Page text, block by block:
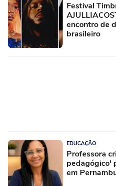
Festival
encontro de
brasileiro
EDUCAÇÃO
Professora
pedagógico'
em